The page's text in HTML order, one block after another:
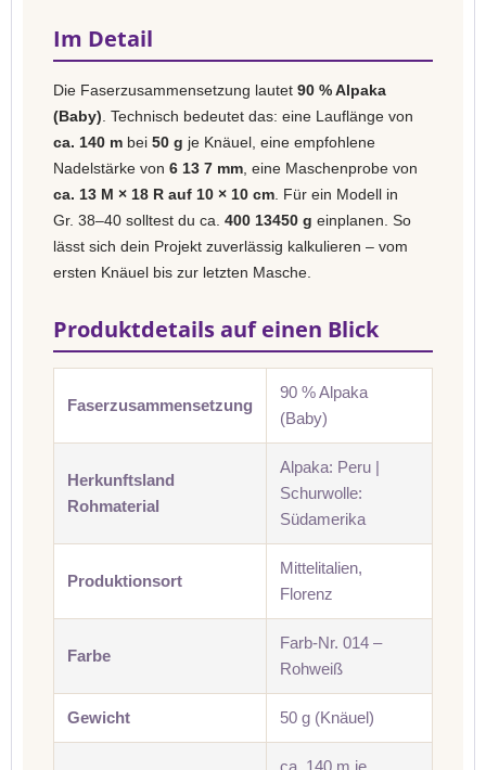
Im Detail
Die Faserzusammensetzung lautet 90 % Alpaka
(Baby) . Technisch bedeutet das: eine Lauflänge von
ca. 140 m bei 50 g je Knäuel, eine empfohlene
Nadelstärke von 6 13 7 mm , eine Maschenprobe von
ca. 13 M × 18 R auf 10 × 10 cm . Für ein Modell in
Gr. 38–40 solltest du ca. 400 13450 g einplanen. So
lässt sich dein Projekt zuverlässig kalkulieren – vom
ersten Knäuel bis zur letzten Masche.
Produktdetails auf einen Blick
Faserzusammensetzung
90 % Alpaka
(Baby)
Herkunftsland
Rohmaterial
Alpaka: Peru |
Schurwolle:
Südamerika
Produktionsort
Mittelitalien,
Florenz
Farbe
Farb-Nr. 014 –
Rohweiß
Gewicht 50 g (Knäuel)
ca. 140 m je